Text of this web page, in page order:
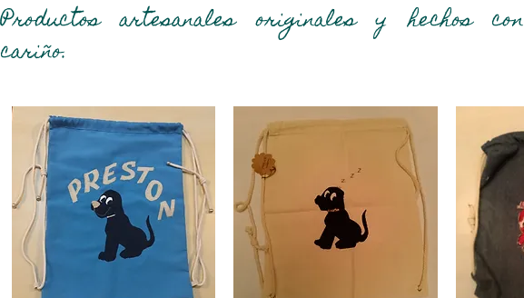
Productos artesanales originales y hechos con
cariño.